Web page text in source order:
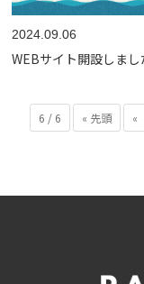
2024.09.06
WEBサイト開設しまし
6 / 6 « 先頭 «